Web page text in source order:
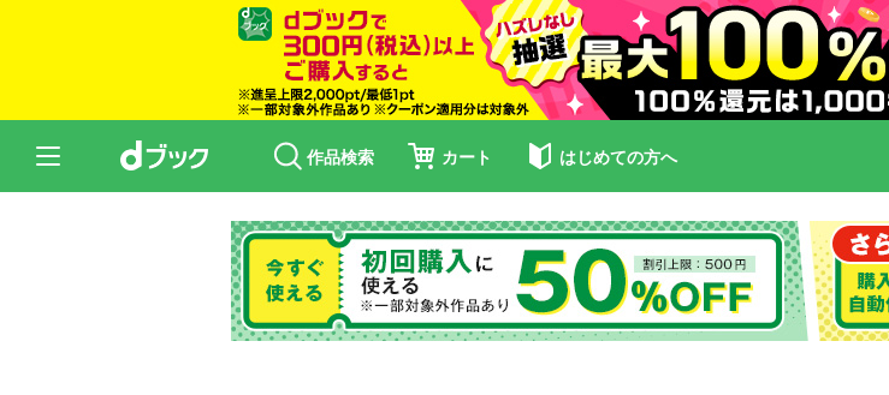
作品検索 カート はじめての方へ